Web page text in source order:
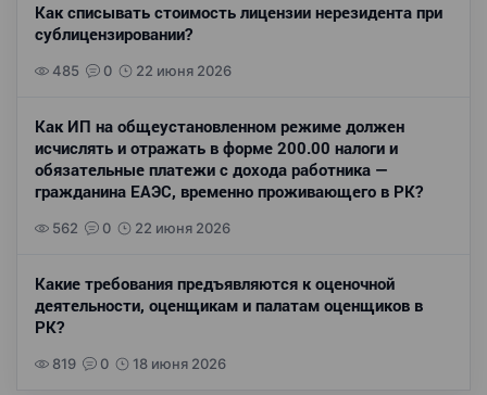
Как списывать стоимость лицензии нерезидента при
сублицензировании?
485 0 22 июня 2026
Как ИП на общеустановленном режиме должен
исчислять и отражать в форме 200.00 налоги и
обязательные платежи с дохода работника —
гражданина ЕАЭС, временно проживающего в РК?
562 0 22 июня 2026
Какие требования предъявляются к оценочной
деятельности, оценщикам и палатам оценщиков в
РК?
819 0 18 июня 2026